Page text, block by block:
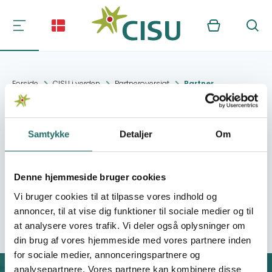
Samtykke Detaljer Om
Denne hjemmeside bruger cookies
Vi bruger cookies til at tilpasse vores indhold og
annoncer, til at vise dig funktioner til sociale medier og til
at analysere vores trafik. Vi deler også oplysninger om
din brug af vores hjemmeside med vores partnere inden
for sociale medier, annonceringspartnere og
analysepartnere. Vores partnere kan kombinere disse
Kurv Søg
Forside CISU i verden Partneroversigt Partner
ADRA Zimbabwe
Organisation: ADRA Danmark